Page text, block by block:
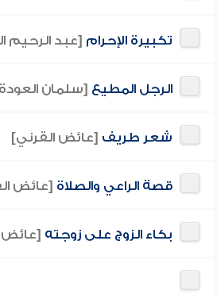
تكبيرة الإحرام [عبد الرحيم
الرجل المطيع [سلمان
شعر طريف [عائض القرني]
قصة الراعي والصلاة [عائض
بكاء الزوج على زوجته [عائض